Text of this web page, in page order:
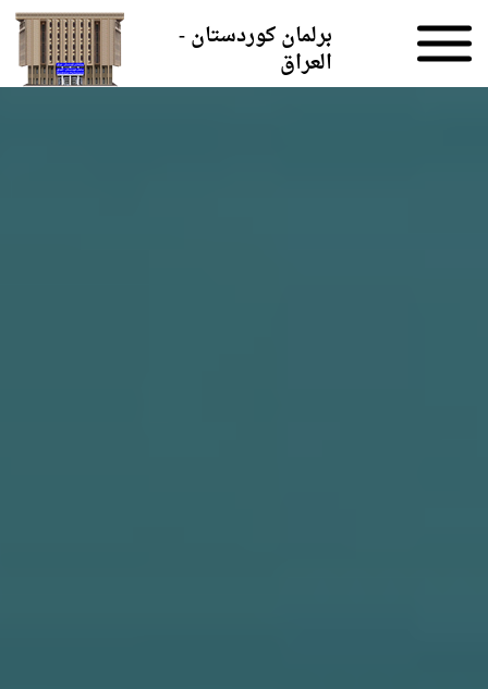
برلمان كوردستان -
العراق